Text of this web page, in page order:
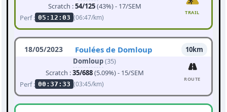
Scratch :54/125(43%) - 17/SEM
Perf : 05:12:03 (06:47/km)
TRAIL
18/05/2023 Foulées de Domloup
10km
Domloup(35)
Scratch :35/688(5.09%) - 15/SEM
Perf : 00:37:33 (03:45/km)
ROUTE